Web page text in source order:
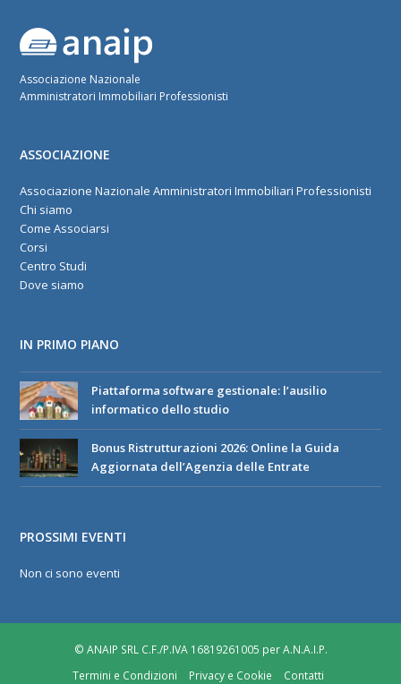
Associazione Nazionale
Amministratori Immobiliari Professionisti
ASSOCIAZIONE
Associazione Nazionale Amministratori Immobiliari Professionisti
Chi siamo
Come Associarsi
Corsi
Centro Studi
Dove siamo
IN PRIMO PIANO
Piattaforma software gestionale: l’ausilio
informatico dello studio
Bonus Ristrutturazioni 2026: Online la Guida
Aggiornata dell’Agenzia delle Entrate
PROSSIMI EVENTI
Non ci sono eventi
© ANAIP SRL C.F./P.IVA 16819261005 per A.N.A.I.P.
Termini e Condizioni
Privacy e Cookie Contatti